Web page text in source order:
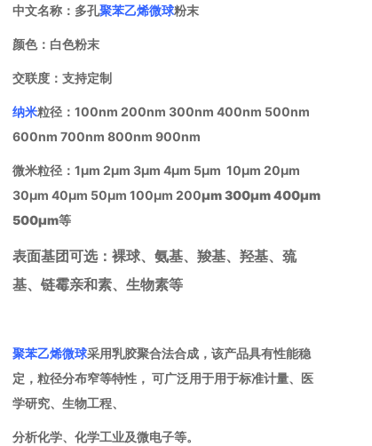
中文名称：多孔聚苯乙烯微球粉末
颜色：白色粉末
交联度：支持定制
纳米粒径：100nm 200nm 300nm 400nm 500nm
600nm 700nm 800nm 900nm
微米粒径：1μm 2μm 3μm 4μm 5μm 10μm 20μm
30μm 40μm 50μm 100μm 200μm 300μm 400μm
500μm等
表面基团可选：裸球、氨基、羧基、羟基、巯
基、链霉亲和素、生物素等
聚苯乙烯微球采用乳胶聚合法合成，该产品具有性能稳
定，粒径分布窄等特性， 可广泛用于用于标准计量、医
学研究、生物工程、
分析化学、化学工业及微电子等。